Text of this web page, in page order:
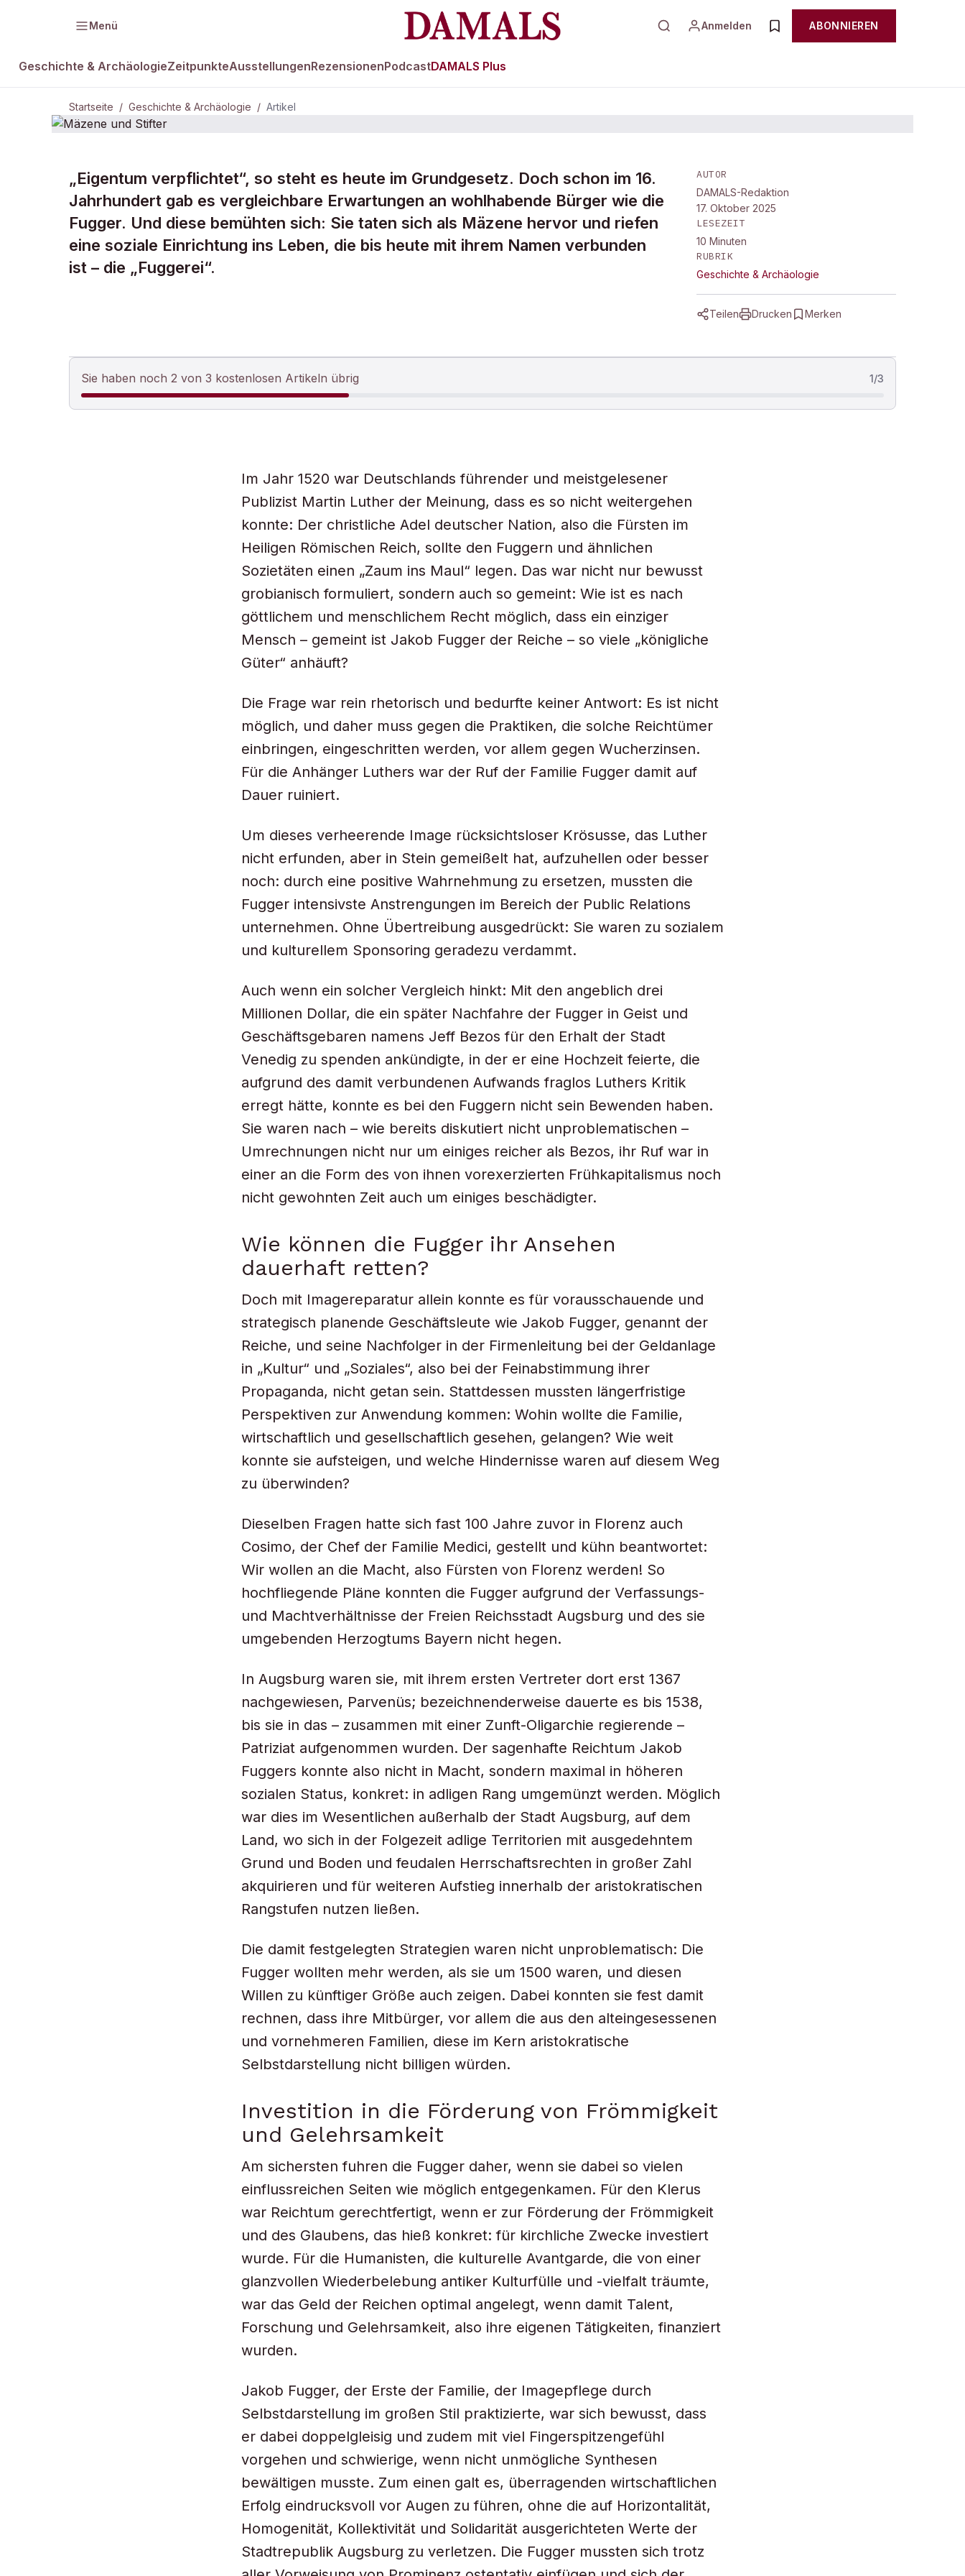
Menü Anmelden ABONNIEREN
Geschichte & ArchäologieZeitpunkteAusstellungenRezensionenPodcastDAMALS Plus
Startseite / Geschichte & Archäologie / Artikel
DAMALS PlusGESCHICHTE & ARCHÄOLOGIE
Mäzene und
Stifter
„Eigentum verpflichtet“, so steht es heute im Grundgesetz. Doch schon im 16.
Jahrhundert gab es vergleichbare Erwartungen an wohlhabende Bürger wie die
Fugger. Und diese bemühten sich: Sie taten sich als Mäzene hervor und riefen
eine soziale Einrichtung ins Leben, die bis heute mit ihrem Namen verbunden
ist – die „Fuggerei“.
AUTOR
DAMALS-Redaktion
17. Oktober 2025
LESEZEIT
10 Minuten
RUBRIK
Geschichte & Archäologie
Teilen Drucken Merken
Sie haben noch 2 von 3 kostenlosen Artikeln übrig 1/3
Im Jahr 1520 war Deutschlands führender und meistgelesener
Publizist Martin Luther der Meinung, dass es so nicht weitergehen
konnte: Der christliche Adel deutscher Nation, also die Fürsten im
Heiligen Römischen Reich, sollte den Fuggern und ähnlichen
Sozietäten einen „Zaum ins Maul“ legen. Das war nicht nur bewusst
grobianisch formuliert, sondern auch so gemeint: Wie ist es nach
göttlichem und menschlichem Recht möglich, dass ein einziger
Mensch – gemeint ist Jakob Fugger der Reiche – so viele „königliche
Güter“ anhäuft?
Die Frage war rein rhetorisch und bedurfte keiner Antwort: Es ist nicht
möglich, und daher muss gegen die Praktiken, die solche Reichtümer
einbringen, eingeschritten werden, vor allem gegen Wucherzinsen.
Für die Anhänger Luthers war der Ruf der Familie Fugger damit auf
Dauer ruiniert.
Um dieses verheerende Image rücksichtsloser Krösusse, das Luther
nicht erfunden, aber in Stein gemeißelt hat, aufzuhellen oder besser
noch: durch eine positive Wahrnehmung zu ersetzen, mussten die
Fugger intensivste Anstrengungen im Bereich der Public Relations
unternehmen. Ohne Übertreibung ausgedrückt: Sie waren zu sozialem
und kulturellem Sponsoring geradezu verdammt.
Auch wenn ein solcher Vergleich hinkt: Mit den angeblich drei
Millionen Dollar, die ein später Nachfahre der Fugger in Geist und
Geschäftsgebaren namens Jeff Bezos für den Erhalt der Stadt
Venedig zu spenden ankündigte, in der er eine Hochzeit feierte, die
aufgrund des damit verbundenen Aufwands fraglos Luthers Kritik
erregt hätte, konnte es bei den Fuggern nicht sein Bewenden haben.
Sie waren nach – wie bereits diskutiert nicht unproblematischen –
Umrechnungen nicht nur um einiges reicher als Bezos, ihr Ruf war in
einer an die Form des von ihnen vorexerzierten Frühkapitalismus noch
nicht gewohnten Zeit auch um einiges beschädigter.
Wie können die Fugger ihr Ansehen
dauerhaft retten?
Doch mit Imagereparatur allein konnte es für vorausschauende und
strategisch planende Geschäftsleute wie Jakob Fugger, genannt der
Reiche, und seine Nachfolger in der Firmenleitung bei der Geldanlage
in „Kultur“ und „Soziales“, also bei der Feinabstimmung ihrer
Propaganda, nicht getan sein. Stattdessen mussten längerfristige
Perspektiven zur Anwendung kommen: Wohin wollte die Familie,
wirtschaftlich und gesellschaftlich gesehen, gelangen? Wie weit
konnte sie aufsteigen, und welche Hindernisse waren auf diesem Weg
zu überwinden?
Dieselben Fragen hatte sich fast 100 Jahre zuvor in Florenz auch
Cosimo, der Chef der Familie Medici, gestellt und kühn beantwortet:
Wir wollen an die Macht, also Fürsten von Florenz werden! So
hochfliegende Pläne konnten die Fugger aufgrund der Verfassungs-
und Machtverhältnisse der Freien Reichsstadt Augsburg und des sie
umgebenden Herzogtums Bayern nicht hegen.
In Augsburg waren sie, mit ihrem ersten Vertreter dort erst 1367
nachgewiesen, Parvenüs; bezeichnenderweise dauerte es bis 1538,
bis sie in das – zusammen mit einer Zunft-Oligarchie regierende –
Patriziat aufgenommen wurden. Der sagenhafte Reichtum Jakob
Fuggers konnte also nicht in Macht, sondern maximal in höheren
sozialen Status, konkret: in adligen Rang umgemünzt werden. Möglich
war dies im Wesentlichen außerhalb der Stadt Augsburg, auf dem
Land, wo sich in der Folgezeit adlige Territorien mit ausgedehntem
Grund und Boden und feudalen Herrschaftsrechten in großer Zahl
akquirieren und für weiteren Aufstieg innerhalb der aristokratischen
Rangstufen nutzen ließen.
Die damit festgelegten Strategien waren nicht unproblematisch: Die
Fugger wollten mehr werden, als sie um 1500 waren, und diesen
Willen zu künftiger Größe auch zeigen. Dabei konnten sie fest damit
rechnen, dass ihre Mitbürger, vor allem die aus den alteingesessenen
und vornehmeren Familien, diese im Kern aristokratische
Selbstdarstellung nicht billigen würden.
Investition in die Förderung von Frömmigkeit
und Gelehrsamkeit
Am sichersten fuhren die Fugger daher, wenn sie dabei so vielen
einflussreichen Seiten wie möglich entgegenkamen. Für den Klerus
war Reichtum gerechtfertigt, wenn er zur Förderung der Frömmigkeit
und des Glaubens, das hieß konkret: für kirchliche Zwecke investiert
wurde. Für die Humanisten, die kulturelle Avantgarde, die von einer
glanzvollen Wiederbelebung antiker Kulturfülle und -vielfalt träumte,
war das Geld der Reichen optimal angelegt, wenn damit Talent,
Forschung und Gelehrsamkeit, also ihre eigenen Tätigkeiten, finanziert
wurden.
Jakob Fugger, der Erste der Familie, der Imagepflege durch
Selbstdarstellung im großen Stil praktizierte, war sich bewusst, dass
er dabei doppelgleisig und zudem mit viel Fingerspitzengefühl
vorgehen und schwierige, wenn nicht unmögliche Synthesen
bewältigen musste. Zum einen galt es, überragenden wirtschaftlichen
Erfolg eindrucksvoll vor Augen zu führen, ohne die auf Horizontalität,
Homogenität, Kollektivität und Solidarität ausgerichteten Werte der
Stadtrepublik Augsburg zu verletzen. Die Fugger mussten sich trotz